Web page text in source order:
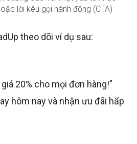
lời kêu gọi hành động (CTA)
theo dõi ví dụ sau:
20% cho mọi đơn hàng!”
hôm nay và nhận ưu đãi hấp